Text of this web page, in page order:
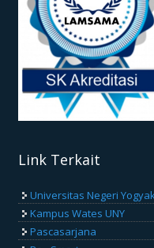
Link Terkait
Universitas Negeri
Kampus Wates UNY
Pascasarjana